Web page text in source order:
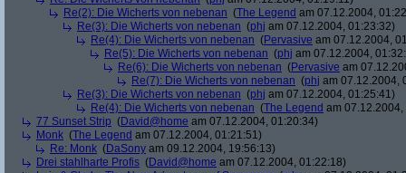
Re(2): Die Wicherts von nebenan (The Legend am 07.12.2004,
Re(3): Die Wicherts von nebenan (phj am 07.12.2004, 01:23:32)
Re(4): Die Wicherts von nebenan (Pervasive am 07.12.2004,
Re(5): Die Wicherts von nebenan (phj am 07.12.2004,
Re(6): Die Wicherts von nebenan (Pervasive am
Re(7): Die Wicherts von nebenan (phj am 07.12.2004,
Re(3): Die Wicherts von nebenan (phj am 07.12.2004, 01:25:41)
Re(4): Die Wicherts von nebenan (The Legend am
77 Sunset Strip (David@home am 07.12.2004, 01:20:34)
Monk (The Legend am 07.12.2004, 01:21:51)
Re: Monk (DaSony am 09.12.2004, 19:56:13)
Drei stahlharte Profis (David@home am 07.12.2004, 01:22:18)